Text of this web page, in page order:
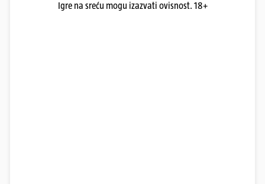
Igre na sreću mogu izazvati ovisnost. 18+